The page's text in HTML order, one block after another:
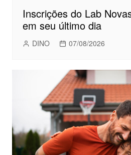
Inscrições do Lab
em seu último dia
DINO 07/08/2026